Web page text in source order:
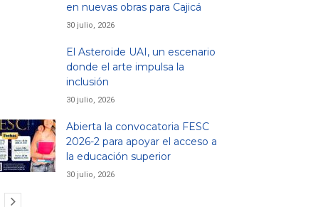
en nuevas obras para Cajicá
30 julio, 2026
El Asteroide UAI, un escenario
donde el arte impulsa la
inclusión
30 julio, 2026
Abierta la convocatoria FESC
2026-2 para apoyar el acceso a
la educación superior
30 julio, 2026